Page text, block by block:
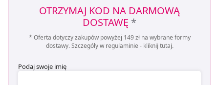
OTRZYMAJ KOD NA DARMOWĄ
DOSTAWĘ *
* Oferta dotyczy zakupów powyżej 149 zł na wybrane formy
dostawy. Szczegóły w regulaminie - kliknij tutaj.
Podaj swoje imię